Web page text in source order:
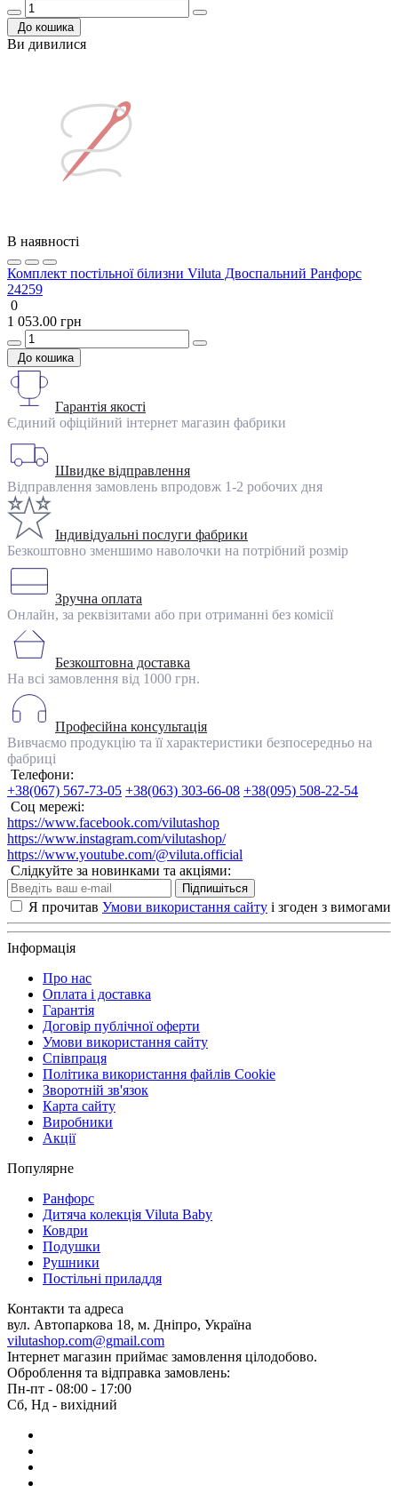
До кошика
Ви дивилися
В наявності
Комплект постільної білизни Viluta Двоспальний Ранфорс
24259
0
1 053.00 грн
До кошика
Гарантія якості
Єдиний офіційний інтернет магазин фабрики
Швидке відправлення
Відправлення замовлень впродовж 1-2 робочих дня
Індивідуальні послуги фабрики
Безкоштовно зменшимо наволочки на потрібний розмір
Зручна оплата
Онлайн, за реквізитами або при отриманні без комісії
Безкоштовна доставка
На всі замовлення від 1000 грн.
Професійна консультація
Вивчаємо продукцію та її характеристики безпосередньо на
фабриці
Телефони:
+38(067) 567-73-05 +38(063) 303-66-08 +38(095) 508-22-54
Соц мережі:
https://www.facebook.com/vilutashop
https://www.instagram.com/vilutashop/
https://www.youtube.com/@viluta.official
Слідкуйте за новинками та акціями:
Підпишіться
Я прочитав Умови використання сайту і згоден з вимогами
Інформація
Про нас
Оплата і доставка
Гарантія
Договір публічної оферти
Умови використання сайту
Співпраця
Політика використання файлів Cookie
Зворотній зв'язок
Карта сайту
Виробники
Акції
Популярне
Ранфорс
Дитяча колекція Viluta Baby
Ковдри
Подушки
Рушники
Постільні приладдя
Контакти та адреса
вул. Автопаркова 18, м. Дніпро, Україна
vilutashop.com@gmail.com
Інтернет магазин приймає замовлення цілодобово.
Оброблення та відправка замовлень:
Пн-пт - 08:00 - 17:00
Сб, Нд - вихідний